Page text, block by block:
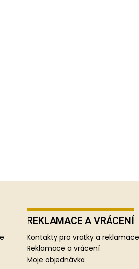
REKLAMACE A VRÁCENÍ
Kontakty pro vratky a reklamace
Reklamace a vrácení
Moje objednávka